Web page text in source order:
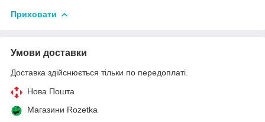
Приховати
Умови доставки
Доставка здійснюється тільки по передоплаті.
Нова Пошта
Магазини Rozetka